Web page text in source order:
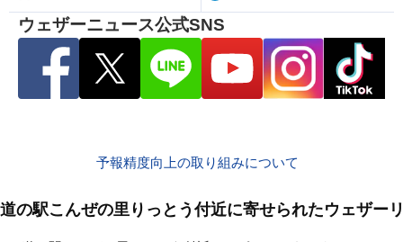
ウェザーニュース公式SNS
予報精度向上の取り組みについて
道の駅こんぜの里りっとう付近に寄せられたウェザー